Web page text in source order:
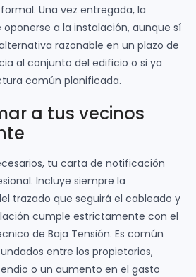
Una vez entregada, la
a la instalación, aunque sí
razonable en un plazo de
al conjunto del edificio o si ya
común planificada.
a tus vecinos
tu carta de notificación
Incluye siempre la
trazado que seguirá el cableado y
cumple estrictamente con el
de Baja Tensión. Es común
entre los propietarios,
o un aumento en el gasto